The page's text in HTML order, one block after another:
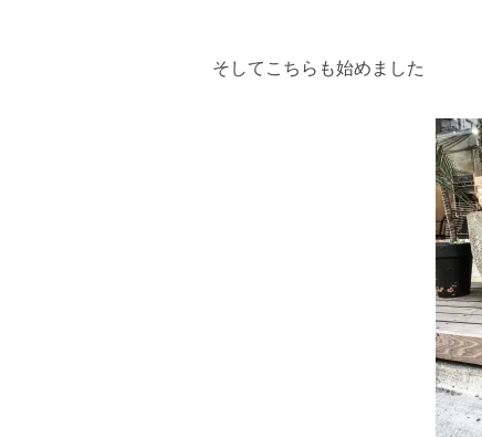
そしてこちらも始めました